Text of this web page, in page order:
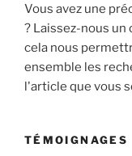
Vous avez une
? Laissez-nous
cela nous
ensemble les
l'article que vous
TÉMOIGNAGES